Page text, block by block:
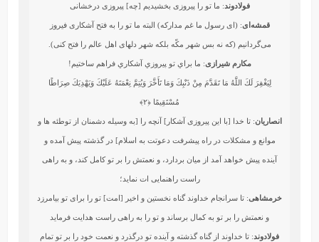
فولادوند: ما تو را پيروزى بخشيديم [چه] پيروزى درخشانى
قمشه‌ای: (ای رسول ما غم مدارکه) البته ما تو را به فتح آشکاری فیروز
می‌گردانیم (که نه بس شهر مکّه بلکه شهر دلهای اهل عالم را فتح کنی).
مکارم شیرازی: ما براي تو پيروزي آشكاري فراهم ساختيم!
لِيَغْفِرَ لَكَ اللَّهُ مَا تَقَدَّمَ مِنْ ذَنْبِكَ وَمَا تَأَخَّرَ وَيُتِمَّ نِعْمَتَهُ عَلَيْكَ وَيَهْدِيَكَ صِرَاطًا
مُسْتَقِيمًا ﴿۲﴾
انصاریان: تا خدا [با این پیروزی آشکار] آنچه را [به وسیله دشمنان از توطئه ها و
موانع و مشکلات در راه پیشرفت دعوتت به اسلام] در گذشته پیش آمده و
آینده پیش خواهد آمد از میان بردارد، و نعمتش را بر تو کامل کند، و به راهی
راست راهنمایی ات نماید؛
خرمشاهی: تا سرانجام خداوند گناه نخستين و اخير [امت‏] تو را براى تو بيامرزد
و نعمتش را بر تو به كمال برساند و تو را به راهى راست هدايت فرمايد
فولادوند: تا خداوند از گناه گذشته و آينده تو درگذرد و نعمت‏ خود را بر تو تمام